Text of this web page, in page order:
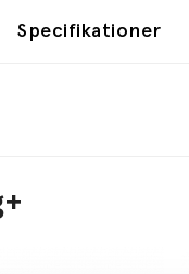
Specifikationer